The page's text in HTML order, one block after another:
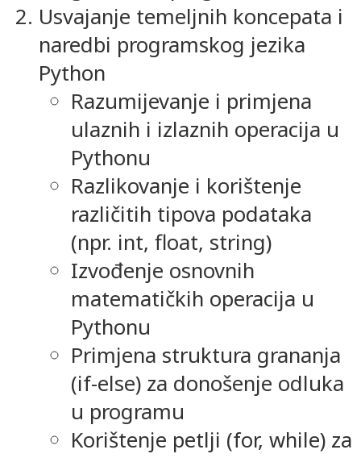
Usvajanje temeljnih koncepata i
naredbi programskog jezika
Python
Razumijevanje i primjena
ulaznih i izlaznih operacija u
Pythonu
Razlikovanje i korištenje
različitih tipova podataka
(npr. int, float, string)
Izvođenje osnovnih
matematičkih operacija u
Pythonu
Primjena struktura grananja
(if-else) za donošenje odluka
u programu
Korištenje petlji (for, while) za